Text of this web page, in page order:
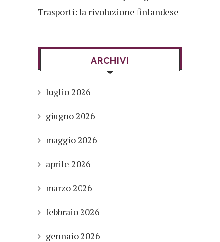
Trasporti: la rivoluzione finlandese
ARCHIVI
luglio 2026
giugno 2026
maggio 2026
aprile 2026
marzo 2026
febbraio 2026
gennaio 2026